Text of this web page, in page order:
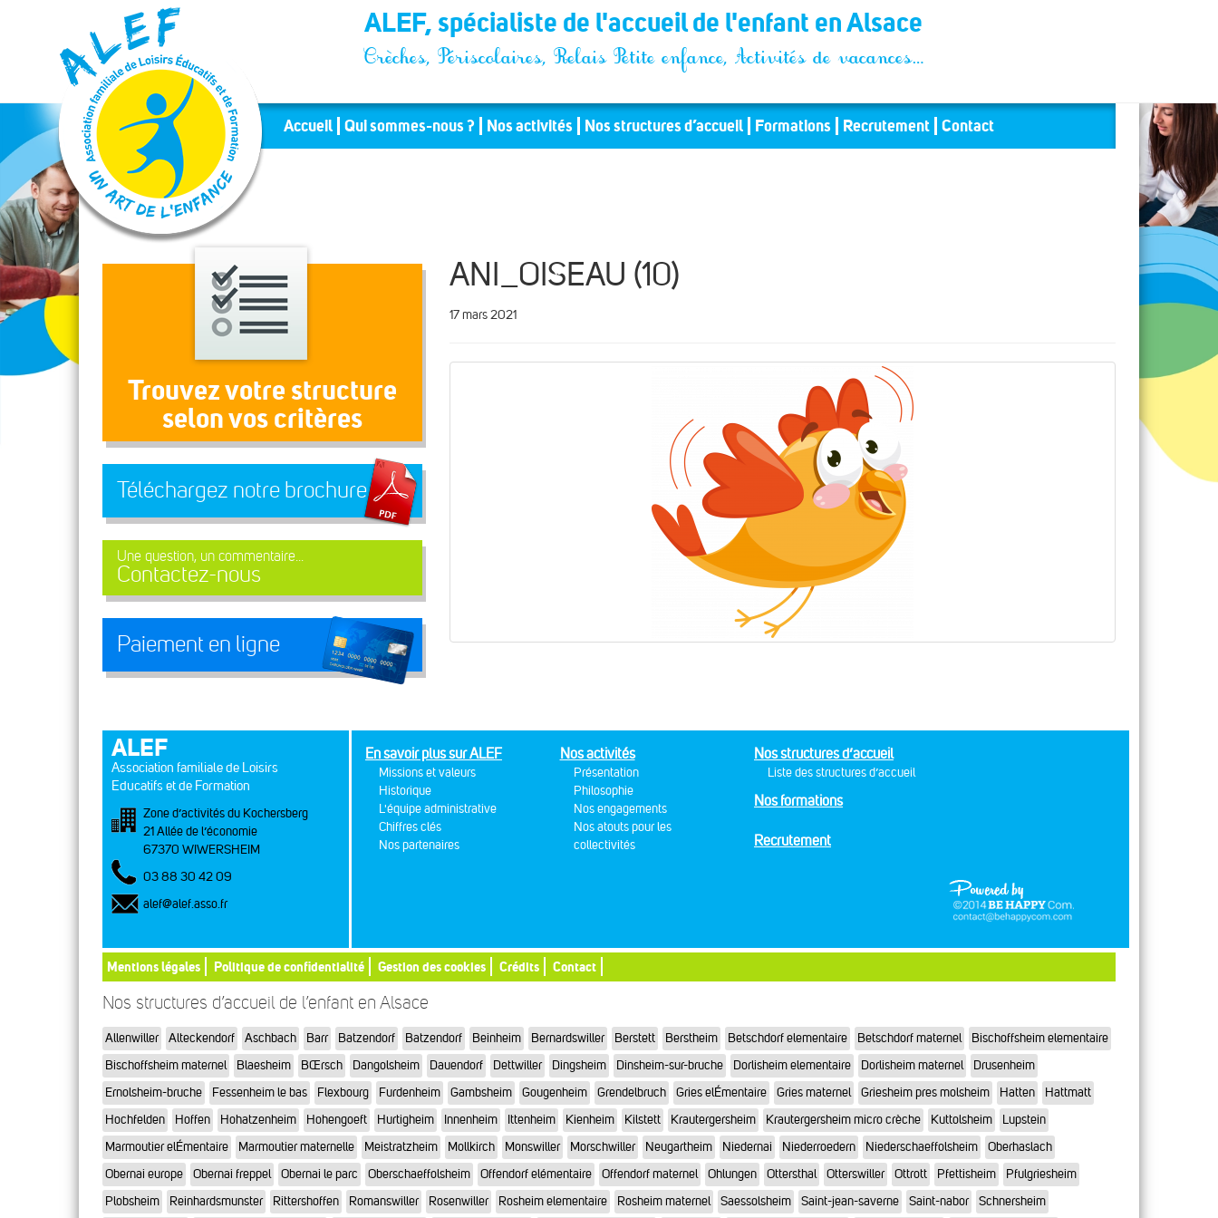
Panneau de gestion des cookies ALEF, spécialiste de l'accueil de l'enfant en Alsace
Crèches, Périscolaires, Relais Petite enfance, Activités de vacances…
Accueil Qui sommes-nous ? Nos activités Nos structures d’accueil Formations Recrutement Contact
Trouvez votre structure
selon vos critères
Téléchargez notre brochure
Une question, un commentaire...
Contactez-nous
Paiement en ligne
ANI_OISEAU (10)
17 mars 2021
ALEF
Association familiale de Loisirs
Educatifs et de Formation
Zone d’activités du Kochersberg
21 Allée de l’économie
67370 WIWERSHEIM
03 88 30 42 09
alef@alef.asso.fr
En savoir plus sur ALEF
Missions et valeurs
Historique
L'équipe administrative
Chiffres clés
Nos partenaires
Nos activités
Présentation
Philosophie
Nos engagements
Nos atouts pour les
collectivités
Nos structures d’accueil
Liste des structures d’accueil
Nos formations
Recrutement
Mentions légales Politique de confidentialité Gestion des cookies Crédits Contact
Nos structures d’accueil de l’enfant en Alsace
Allenwiller Alteckendorf Aschbach Barr Batzendorf Batzendorf Beinheim Bernardswiller Berstett Berstheim Betschdorf elementaire Betschdorf maternel
Bischoffsheim elementaire
Bischoffsheim maternel
Blaesheim BŒrsch Dangolsheim Dauendorf Dettwiller Dingsheim Dinsheim-sur-bruche Dorlisheim elementaire Dorlisheim maternel
Drusenheim
Ernolsheim-bruche
Fessenheim le bas Flexbourg Furdenheim Gambsheim Gougenheim Grendelbruch Gries elÉmentaire Gries maternel Griesheim pres molsheim Hatten
Hattmatt
Hochfelden
Hoffen Hohatzenheim Hohengoeft Hurtigheim Innenheim Ittenheim Kienheim Kilstett Krautergersheim Krautergersheim micro crèche Kuttolsheim
Lupstein
Marmoutier elÉmentaire
Marmoutier maternelle Meistratzheim Mollkirch Monswiller Morschwiller Neugartheim Niedernai Niederroedern Niederschaeffolsheim
Oberhaslach
Obernai europe
Obernai freppel Obernai le parc Oberschaeffolsheim Offendorf elémentaire Offendorf maternel Ohlungen Ottersthal Otterswiller Ottrott Pfettisheim
Pfulgriesheim
Plobsheim
Reinhardsmunster Rittershoffen Romanswiller Rosenwiller Rosheim elementaire Rosheim maternel Saessolsheim Saint-jean-saverne Saint-nabor Schnersheim